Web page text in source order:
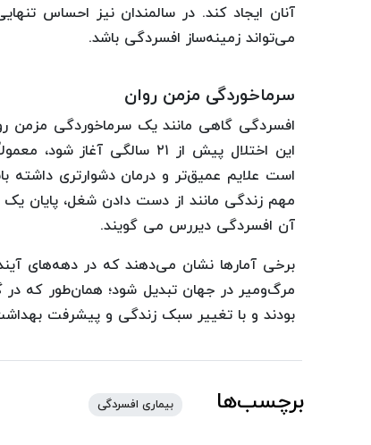
آنان ایجاد کند. در سالمندان نیز احساس
می‌تواند زمینه‌ساز افسردگی باشد.
سرماخوردگی مزمن روان
افسردگی گاهی مانند یک سرماخوردگی مزمن
این اختلال پیش از ۲۱
مهم زندگی مانند از دست دادن شغل، پایان
آن افسردگی دیررس می ‎گویند.
برخی آمارها نشان می‌دهند که در دهه‌های
مرگ‌ومیر در جهان تبدیل شود؛ همان‌طور که
بودند و با تغییر سبک زندگی و پیشرفت
برچسب‌ها بیماری افسردگی